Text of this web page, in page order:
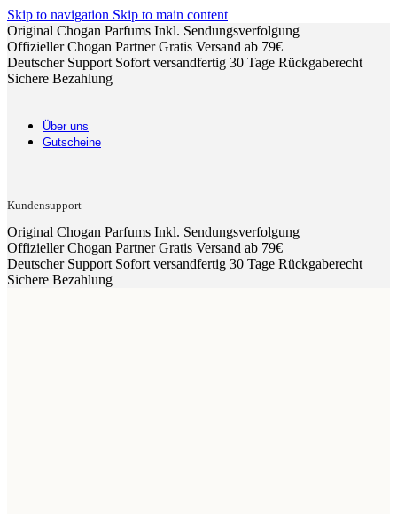
Skip to navigation Skip to main content
Original Chogan Parfums Inkl. Sendungsverfolgung
Offizieller Chogan PartnerGratis Versand ab 79€
Deutscher Support Sofort versandfertig 30 Tage Rückgaberecht
Sichere Bezahlung
Über uns
Gutscheine
Kundensupport
Original Chogan Parfums Inkl. Sendungsverfolgung
Offizieller Chogan PartnerGratis Versand ab 79€
Deutscher Support Sofort versandfertig 30 Tage Rückgaberecht
Sichere Bezahlung